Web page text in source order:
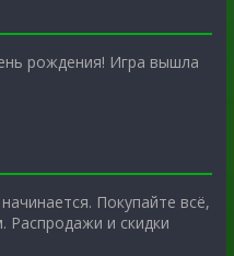
рождения! Игра вышла
Покупайте всё,
Распродажи и скидки